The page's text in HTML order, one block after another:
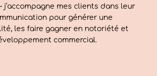
j’accompagne mes clients dans leur
pour générer une
les faire gagner en notoriété et
commercial.